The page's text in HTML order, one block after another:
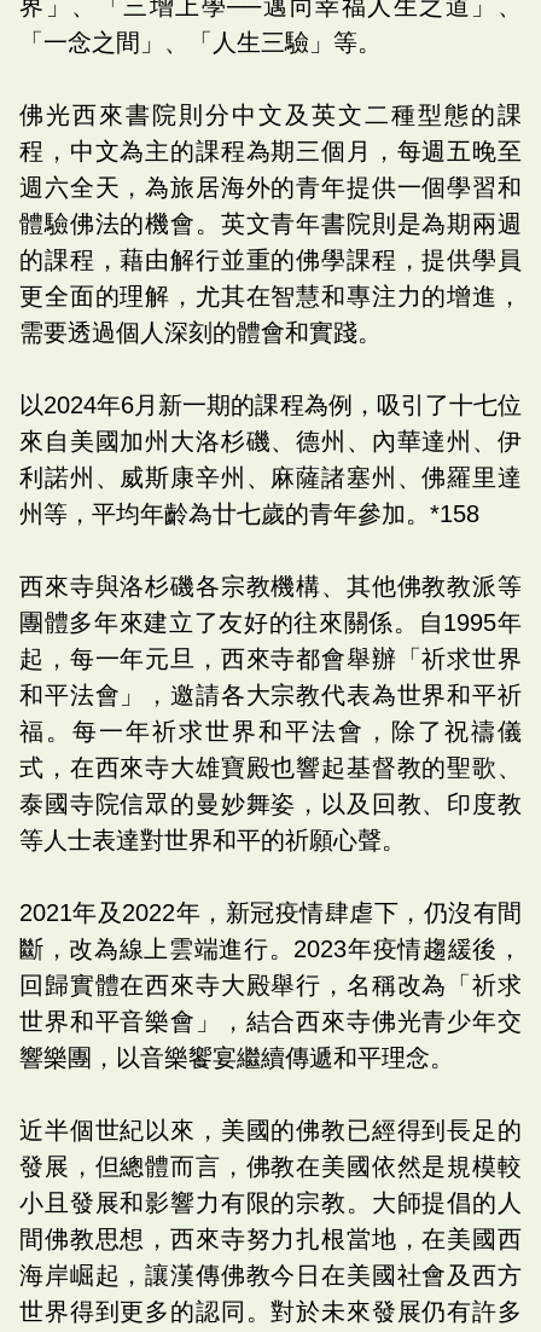
界」、「三增上學──邁向幸福人生之道」、
「一念之間」、「人生三驗」等。
佛光西來書院則分中文及英文二種型態的課
程，中文為主的課程為期三個月，每週五晚至
週六全天，為旅居海外的青年提供一個學習和
體驗佛法的機會。英文青年書院則是為期兩週
的課程，藉由解行並重的佛學課程，提供學員
更全面的理解，尤其在智慧和專注力的增進，
需要透過個人深刻的體會和實踐。
以2024年6月新一期的課程為例，吸引了十七位
來自美國加州大洛杉磯、德州、內華達州、伊
利諾州、威斯康辛州、麻薩諸塞州、佛羅里達
州等，平均年齡為廿七歲的青年參加。*158
西來寺與洛杉磯各宗教機構、其他佛教教派等
團體多年來建立了友好的往來關係。自1995年
起，每一年元旦，西來寺都會舉辦「祈求世界
和平法會」，邀請各大宗教代表為世界和平祈
福。每一年祈求世界和平法會，除了祝禱儀
式，在西來寺大雄寶殿也響起基督教的聖歌、
泰國寺院信眾的曼妙舞姿，以及回教、印度教
等人士表達對世界和平的祈願心聲。
2021年及2022年，新冠疫情肆虐下，仍沒有間
斷，改為線上雲端進行。2023年疫情趨緩後，
回歸實體在西來寺大殿舉行，名稱改為「祈求
世界和平音樂會」，結合西來寺佛光青少年交
響樂團，以音樂饗宴繼續傳遞和平理念。
近半個世紀以來，美國的佛教已經得到長足的
發展，但總體而言，佛教在美國依然是規模較
小且發展和影響力有限的宗教。大師提倡的人
間佛教思想，西來寺努力扎根當地，在美國西
海岸崛起，讓漢傳佛教今日在美國社會及西方
世界得到更多的認同。對於未來發展仍有許多